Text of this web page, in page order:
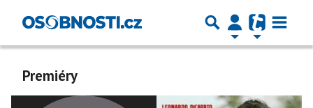
Premiéry